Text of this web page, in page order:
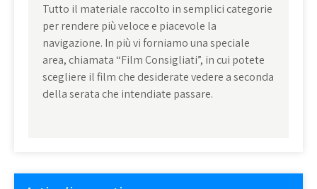
Tutto il materiale raccolto in semplici categorie
per rendere più veloce e piacevole la
navigazione. In più vi forniamo una speciale
area, chiamata “Film Consigliati”, in cui potete
scegliere il film che desiderate vedere a seconda
della serata che intendiate passare.